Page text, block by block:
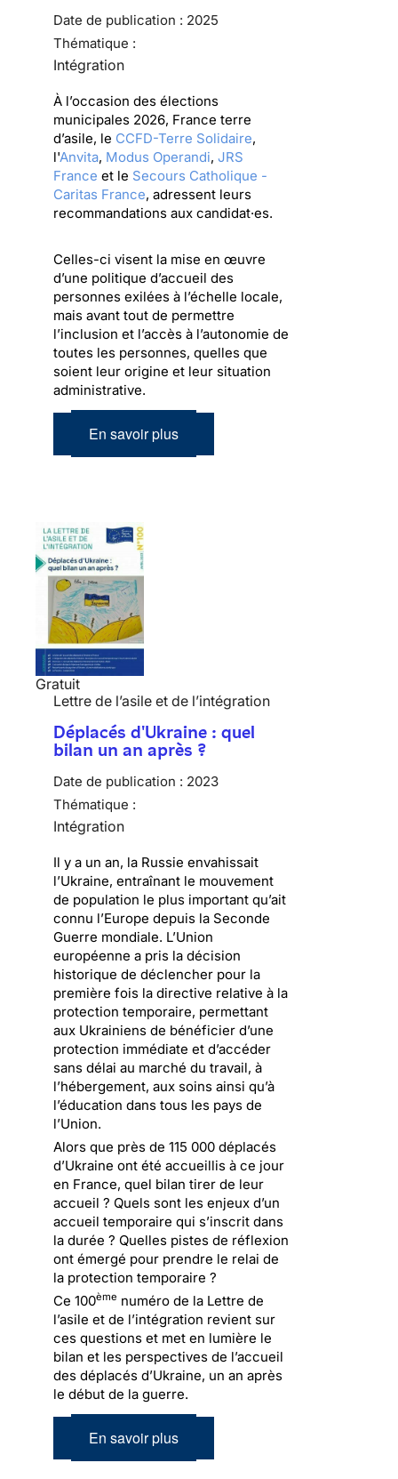
Date de publication : 2025
Thématique :
Intégration
À l’occasion des élections
municipales 2026, France terre
d’asile, le CCFD-Terre Solidaire,
l'Anvita, Modus Operandi, JRS
France et le Secours Catholique -
Caritas France, adressent leurs
recommandations aux candidat·es.
Celles-ci visent la mise en œuvre
d’une politique d’accueil des
personnes exilées à l’échelle locale,
mais avant tout de permettre
l’inclusion et l’accès à l’autonomie de
toutes les personnes, quelles que
soient leur origine et leur situation
administrative.
En savoir plus
Gratuit
Lettre de l’asile et de l’intégration
Déplacés d'Ukraine : quel
bilan un an après ?
Date de publication : 2023
Thématique :
Intégration
Il y a un an, la Russie envahissait
l’Ukraine, entraînant le mouvement
de population le plus important qu’ait
connu l’Europe depuis la Seconde
Guerre mondiale. L’Union
européenne a pris la décision
historique de déclencher pour la
première fois la directive relative à la
protection temporaire, permettant
aux Ukrainiens de bénéficier d’une
protection immédiate et d’accéder
sans délai au marché du travail, à
l’hébergement, aux soins ainsi qu’à
l’éducation dans tous les pays de
l’Union.
Alors que près de 115 000 déplacés
d’Ukraine ont été accueillis à ce jour
en France, quel bilan tirer de leur
accueil ? Quels sont les enjeux d’un
accueil temporaire qui s’inscrit dans
la durée ? Quelles pistes de réflexion
ont émergé pour prendre le relai de
la protection temporaire ?
Ce 100ème numéro de la Lettre de
l’asile et de l’intégration revient sur
ces questions et met en lumière le
bilan et les perspectives de l’accueil
des déplacés d’Ukraine, un an après
le début de la guerre.
En savoir plus